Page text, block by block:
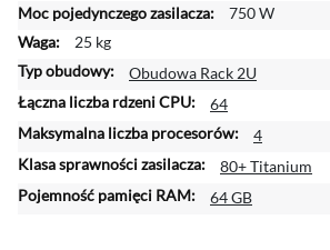
750 W
25 kg
Obudowa Rack 2U
64
4
80+ Titanium
64 GB